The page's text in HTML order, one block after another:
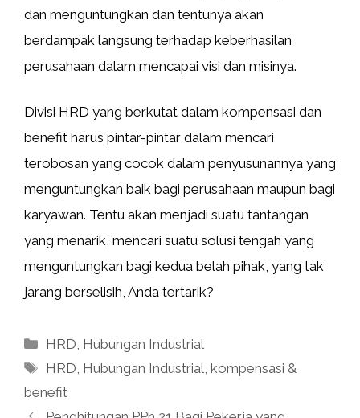
dan menguntungkan dan tentunya akan
berdampak langsung terhadap keberhasilan
perusahaan dalam mencapai visi dan misinya.
Divisi HRD yang berkutat dalam kompensasi dan
benefit harus pintar-pintar dalam mencari
terobosan yang cocok dalam penyusunannya yang
menguntungkan baik bagi perusahaan maupun bagi
karyawan. Tentu akan menjadi suatu tantangan
yang menarik, mencari suatu solusi tengah yang
menguntungkan bagi kedua belah pihak, yang tak
jarang berselisih, Anda tertarik?
Categories
HRD, Hubungan Industrial
Tags
HRD, Hubungan Industrial,kompensasi &
benefit